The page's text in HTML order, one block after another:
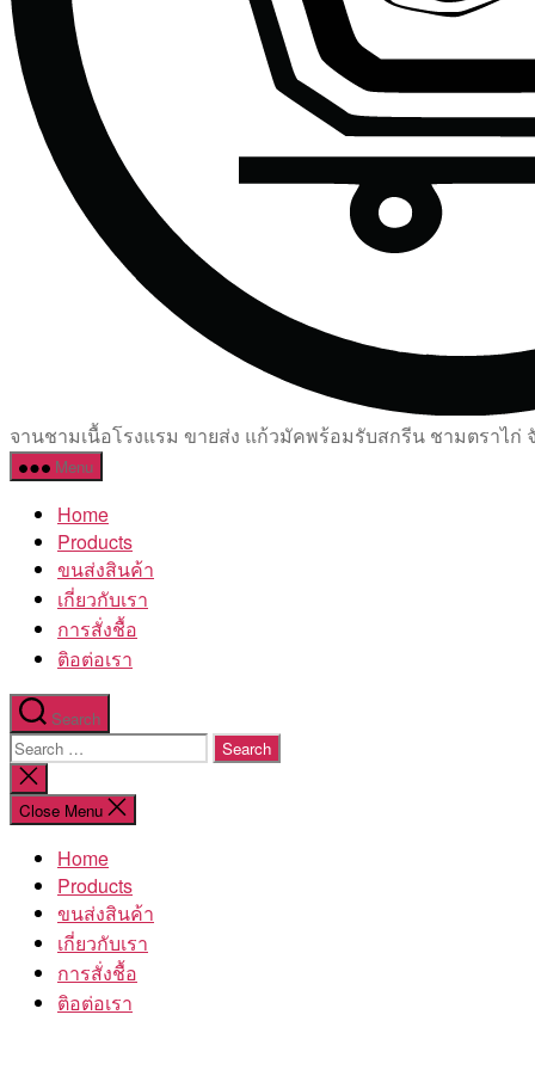
จานชามเนื้อโรงแรม ขายส่ง แก้วมัคพร้อมรับสกรีน ชามตราไก่
Menu
Home
Products
ขนส่งสินค้า
เกี่ยวกับเรา
การสั่งชื้อ
ติอต่อเรา
Search
Search
for:
Close
search
Close Menu
Home
Products
ขนส่งสินค้า
เกี่ยวกับเรา
การสั่งชื้อ
ติอต่อเรา